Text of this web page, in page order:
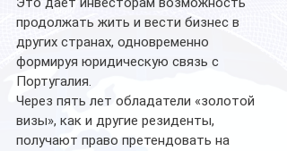
продолжать жить и вести бизнес в
других странах, одновременно
формируя юридическую связь с
Португалия.
Через пять лет обладатели «золотой
визы», как и другие резиденты,
получают право претендовать на